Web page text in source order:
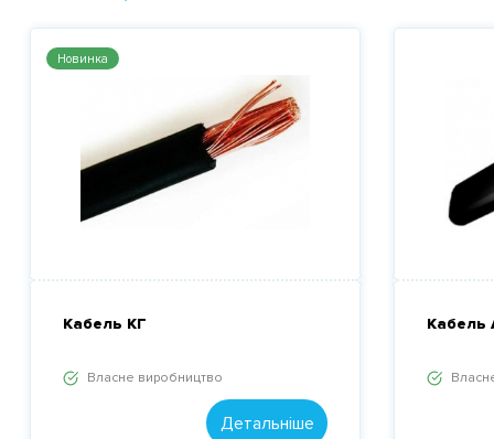
Новинка
Кабель КГ
Власне виробництво
Детальніше
Кабель